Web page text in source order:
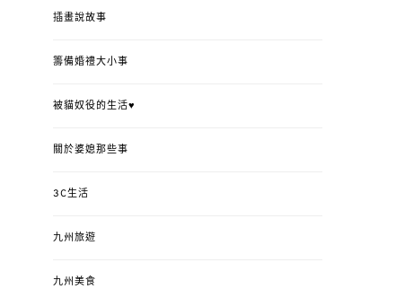
插畫說故事
籌備婚禮大小事
被貓奴役的生活♥
關於婆媳那些事
3C生活
九州旅遊
九州美食